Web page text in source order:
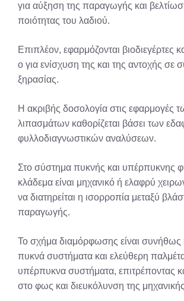
για αύξηση της παραγωγής και
ποιότητας του λαδιού.
Επιπλέον, εφαρμόζονται βιοδιεγέρτες
ο για ενίσχυση της και της αντοχής σε
ξηρασίας.
Η ακριβής δοσολογία στις εφαρμογές
λιπασμάτων καθορίζεται βάσει των
φυλλοδιαγνωστικών αναλύσεων.
Στο σύστημα πυκνής και υπέρπυκνης
κλάδεμα είναι μηχανικό ή ελαφρύ
να διατηρείται η ισορροπία μεταξύ
παραγωγής.
Το σχήμα διαμόρφωσης είναι συνήθως
πυκνά συστήματα και ελεύθερη
υπέρπυκνα συστήματα, επιτρέποντας
στο φως και διευκόλυνση της